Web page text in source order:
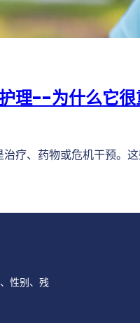
理--为什么它很
疗、药物或危机干预。
性别、残